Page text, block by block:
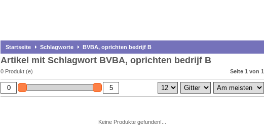
Startseite Schlagworte BVBA, oprichten bedrijf B
Artikel mit Schlagwort BVBA, oprichten bedrijf B
0 Produkt (e) Seite 1 von 1
Keine Produkte gefunden!...